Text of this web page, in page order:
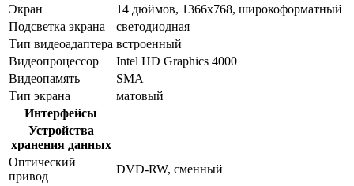
Экран
14 дюймов, 1366x768, широкоформатный
Подсветка экрана
светодиодная
Тип видеоадаптера встроенный
Видеопроцессор
Intel HD Graphics 4000
Видеопамять
SMA
Тип экрана
матовый
Интерфейсы
Устройства
хранения данных
Оптический
привод
DVD-RW, сменный